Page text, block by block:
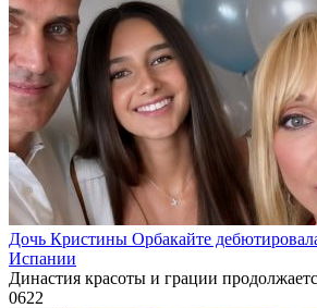
Дочь Кристины Орбакайте
Испании
Династия красоты и грации
0622